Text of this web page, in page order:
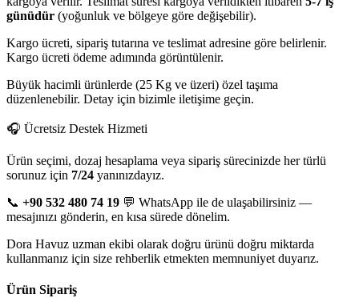
günüdür (yoğunluk ve bölgeye göre değişebilir).
Kargo ücreti, sipariş tutarına ve teslimat adresine göre belirlenir.
Kargo ücreti ödeme adımında görüntülenir.
Büyük hacimli ürünlerde (25 Kg ve üzeri) özel taşıma
düzenlenebilir. Detay için bizimle iletişime geçin.
🎧 Ücretsiz Destek Hizmeti
Ürün seçimi, dozaj hesaplama veya sipariş sürecinizde her türlü
sorunuz için 7/24 yanınızdayız.
📞 +90 532 480 74 19 💬 WhatsApp ile de ulaşabilirsiniz —
mesajınızı gönderin, en kısa sürede dönelim.
Dora Havuz uzman ekibi olarak doğru ürünü doğru miktarda
kullanmanız için size rehberlik etmekten memnuniyet duyarız.
Ürün Sipariş